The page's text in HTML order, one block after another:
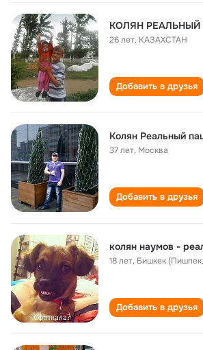
КОЛЯН
26 лет, КАЗАХСТАН
Добавить в друзья
Колян Реальный
37 лет, Москва
Добавить в друзья
колян наумов -
18 лет, Бишкек
Добавить в друзья